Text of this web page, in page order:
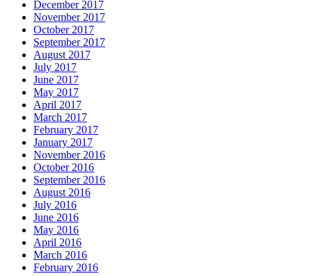
December 2017
November 2017
October 2017
September 2017
August 2017
July 2017
June 2017
May 2017
April 2017
March 2017
February 2017
January 2017
November 2016
October 2016
September 2016
August 2016
July 2016
June 2016
May 2016
April 2016
March 2016
February 2016